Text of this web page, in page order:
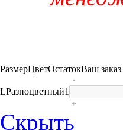
РазмерЦветОстатокВаш заказ
LРазноцветный1
-
+
Скрыть